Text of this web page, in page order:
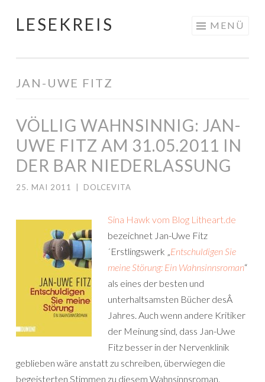
Springe
LESEKREIS MENÜ
JAN-UWE FITZ
VÖLLIG WAHNSINNIG: JAN-
UWE FITZ AM 31.05.2011 IN
DER BAR NIEDERLASSUNG
25. MAI 2011 DOLCEVITA
Sina Hawk vom Blog Litheart.de
bezeichnet Jan-Uwe Fitz
´Erstlingswerk „Entschuldigen Sie
meine Störung: Ein Wahnsinnsroman“
als eines der besten und
unterhaltsamsten Bücher desÂ
Jahres. Auch wenn andere Kritiker
der Meinung sind, dass Jan-Uwe
Fitz besser in der Nervenklinik
geblieben wäre anstatt zu schreiben, überwiegen die
begeisterten Stimmen zu diesem Wahnsinnsroman.